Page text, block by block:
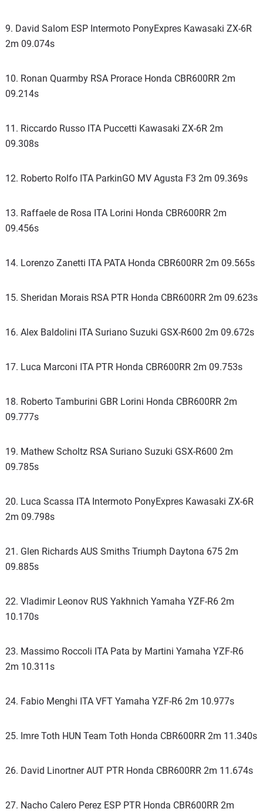
9. David Salom ESP Intermoto PonyExpres Kawasaki ZX-6R
2m 09.074s
10. Ronan Quarmby RSA Prorace Honda CBR600RR 2m
09.214s
11. Riccardo Russo ITA Puccetti Kawasaki ZX-6R 2m
09.308s
12. Roberto Rolfo ITA ParkinGO MV Agusta F3 2m 09.369s
13. Raffaele de Rosa ITA Lorini Honda CBR600RR 2m
09.456s
14. Lorenzo Zanetti ITA PATA Honda CBR600RR 2m 09.565s
15. Sheridan Morais RSA PTR Honda CBR600RR 2m 09.623s
16. Alex Baldolini ITA Suriano Suzuki GSX-R600 2m 09.672s
17. Luca Marconi ITA PTR Honda CBR600RR 2m 09.753s
18. Roberto Tamburini GBR Lorini Honda CBR600RR 2m
09.777s
19. Mathew Scholtz RSA Suriano Suzuki GSX-R600 2m
09.785s
20. Luca Scassa ITA Intermoto PonyExpres Kawasaki ZX-6R
2m 09.798s
21. Glen Richards AUS Smiths Triumph Daytona 675 2m
09.885s
22. Vladimir Leonov RUS Yakhnich Yamaha YZF-R6 2m
10.170s
23. Massimo Roccoli ITA Pata by Martini Yamaha YZF-R6
2m 10.311s
24. Fabio Menghi ITA VFT Yamaha YZF-R6 2m 10.977s
25. Imre Toth HUN Team Toth Honda CBR600RR 2m 11.340s
26. David Linortner AUT PTR Honda CBR600RR 2m 11.674s
27. Nacho Calero Perez ESP PTR Honda CBR600RR 2m